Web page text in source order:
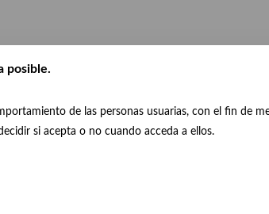
posible.
de las personas usuarias, con el fin de
si acepta o no cuando acceda a ellos.